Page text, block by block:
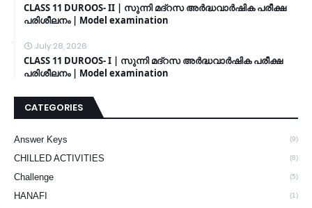
CLASS 11 DUROOS- II | സുന്നി മദ്റസ അർദ്ധവാർഷിക പരീക്ഷ
പരിശീലനം | Model examination
July 28, 2026
CLASS 11 DUROOS- I | സുന്നി മദ്റസ അർദ്ധവാർഷിക പരീക്ഷ
പരിശീലനം | Model examination
CATEGORIES
Answer Keys (9)
CHILLED ACTIVITIES (8)
Challenge (5)
HANAFI (1)